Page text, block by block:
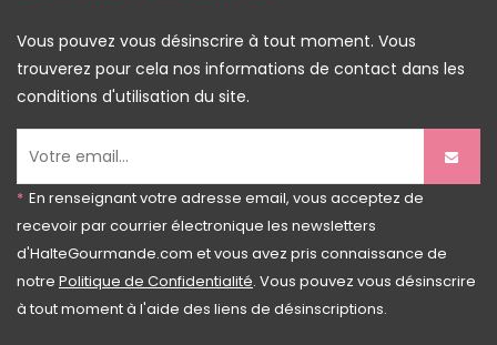
Vous pouvez vous désinscrire à tout moment. Vous
trouverez pour cela nos informations de contact dans les
conditions d'utilisation du site.
* En renseignant votre adresse email, vous acceptez de
recevoir par courrier électronique les newsletters
d'HalteGourmande.com et vous avez pris connaissance de
notre Politique de Confidentialité. Vous pouvez vous désinscrire
à tout moment à l'aide des liens de désinscriptions.